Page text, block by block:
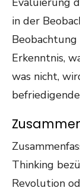
in der
Erkenntnis,
was nicht,
Thinking
Revolution